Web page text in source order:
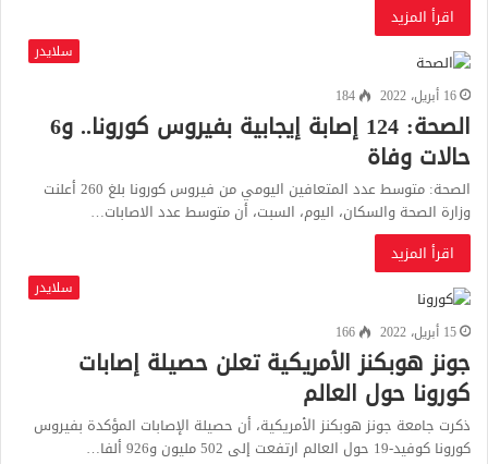
اقرأ المزيد
سلايدر
16 أبريل، 2022
184
الصحة: 124 إصابة إيجابية بفيروس كورونا.. و6
حالات وفاة
الصحة: متوسط عدد المتعافين اليومي من فيروس كورونا بلغ 260 أعلنت
وزارة الصحة والسكان، اليوم، السبت، أن متوسط عدد الاصابات…
اقرأ المزيد
سلايدر
15 أبريل، 2022
166
جونز هوبكنز الأمريكية تعلن حصيلة إصابات
كورونا حول العالم
ذكرت جامعة جونز هوبكنز الأمريكية، أن حصيلة الإصابات المؤكدة بفيروس
كورونا كوفيد-19 حول العالم ارتفعت إلى 502 مليون و926 ألفا…